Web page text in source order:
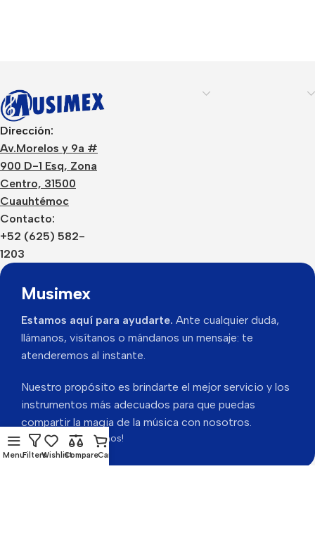
Dirección:
Av.Morelos y 9a #
900 D-1 Esq, Zona
Centro, 31500
Cuauhtémoc
Contacto:
+52 (625) 582-
1203
Musimex
Estamos aquí para ayudarte. Ante cualquier duda,
llámanos, visítanos o mándanos un mensaje: te
atenderemos al instante.
Nuestro propósito es brindarte el mejor servicio y los
instrumentos más adecuados para que puedas
compartir la magia de la música con nosotros.
Gracias por visitarnos!
MenuFiltersWishlistCompareCart